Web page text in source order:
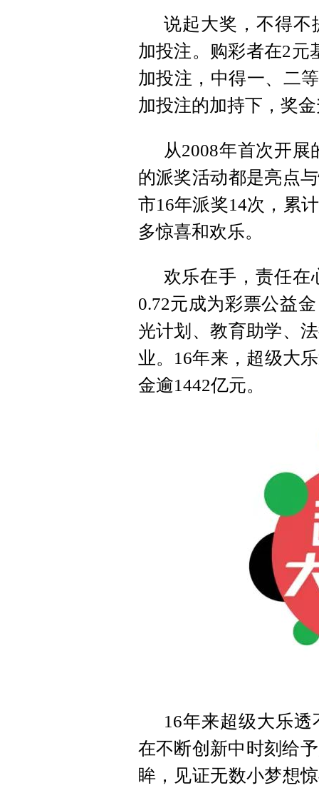
说起大奖，不得
加投注。购彩者在2元
加投注，中得一、二
加投注的加持下，奖
从2008年首次开
的派奖活动都是亮点
市16年派奖14次，累
多惊喜和欢乐。
欢乐在手，责任在
0.72元成为彩票公益
光计划、教育助学、
业。16年来，超级大
金逾1442亿元。
16年来超级大乐
在不断创新中时刻给
眸，见证无数小梦想